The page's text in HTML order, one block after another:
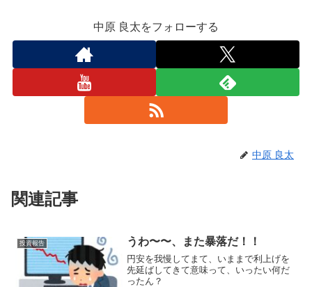
中原 良太をフォローする
中原 良太
関連記事
投資報告 うわ〜〜、また暴落だ！！
円安を我慢してまて、いままで利上げを
先延ばしてきて意味って、いったい何だ
ったん？